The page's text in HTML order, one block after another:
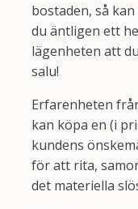
bostaden, så
du äntligen ett
lägenheten att
salu!
Erfarenheten
kan köpa en (i
kundens
för att rita,
det materiella